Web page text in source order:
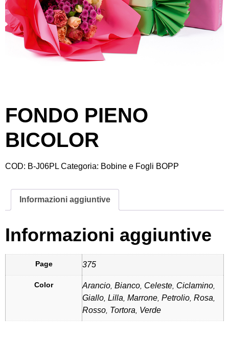
FONDO PIENO
BICOLOR
COD: B-J06PL Categoria: Bobine e Fogli BOPP
Informazioni aggiuntive
Informazioni aggiuntive
Page 375
Color Arancio Bianco Celeste Ciclamino
Giallo Lilla Marrone Petrolio Rosa
Rosso Tortora Verde